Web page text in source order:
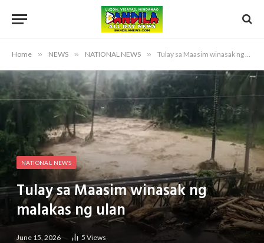
Home » NEWS » NATIONAL NEWS » Tulay sa Maasim winasak ng malakas ng ulan
NATIONAL NEWS
Tulay sa Maasim winasak ng
malakas ng ulan
June 15, 2026 5 Views